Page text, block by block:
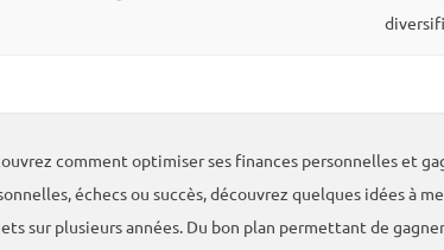
comment optimiser ses finances personnelles et
échecs ou succès, découvrez quelques idées à
sur plusieurs années. Du bon plan permettant de